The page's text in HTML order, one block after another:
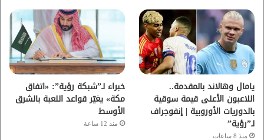
ب
و
ك
ي
ب
ت
ق
ر
ا
م
يامال وهالاند بالمقدمة..
اللاعبون الأعلى قيمة سوقية
بالدوريات الأوروبية | إنفوجراف
لـ”رؤية”
منذ 8 ساعات
خبراء لـ”شبكة رؤية”: «اتفاق
مكة» يغيّر قواعد اللعبة بالشرق
الأوسط
منذ 12 ساعة